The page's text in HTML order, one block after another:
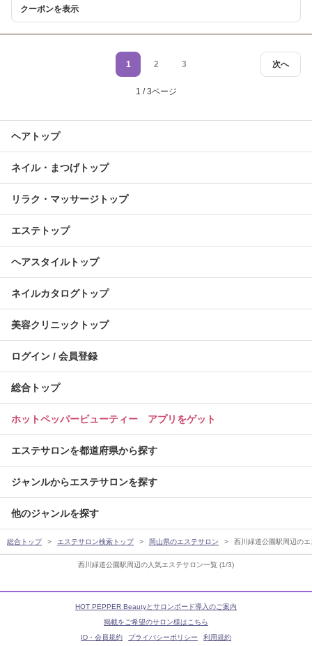
西川緑道公園駅周辺の人気エステサロン一覧 (1/3)
クーポンを表示
次へ
1 2 3
1 / 3ページ
ヘアトップ
ネイル・まつげトップ
リラク・マッサージトップ
エステトップ
ヘアスタイルトップ
ネイルカタログトップ
美容クリニックトップ
ログイン / 会員登録
総合トップ
ホットペッパービューティー アプリをゲット
エステサロンを都道府県から探す
ジャンルからエステサロンを探す
他のジャンルを探す
総合トップ エステサロン検索トップ 岡山県のエステサロン 西川緑道公園駅周辺の
HOT PEPPER Beautyとサロンボード導入のご案内
掲載をご希望のサロン様はこちら
ID・会員規約
プライバシーポリシー 利用規約